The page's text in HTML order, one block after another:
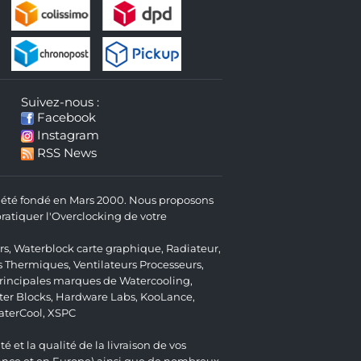
Suivez-nous :
Facebook
Instagram
RSS News
fondé en Mars 2000. Nous proposons
l'Overclocking de votre
, Waterblock carte graphique, Radiateur,
Thermiques, Ventilateurs Processeurs,
marques de Watercooling,
Blocks, Hardware Labs, KooLance,
, XSPC
et la qualité de la livraison de vos